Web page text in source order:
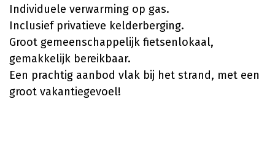
Individuele verwarming op gas.
Inclusief privatieve kelderberging.
Groot gemeenschappelijk fietsenlokaal,
gemakkelijk bereikbaar.
Een prachtig aanbod vlak bij het strand, met een
groot vakantiegevoel!